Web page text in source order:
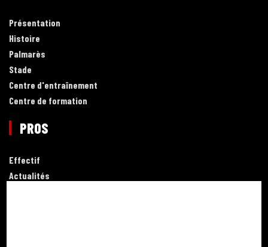
Présentation
Histoire
Palmarès
Stade
Centre d'entraînement
Centre de formation
PROS
Effectif
Actualités